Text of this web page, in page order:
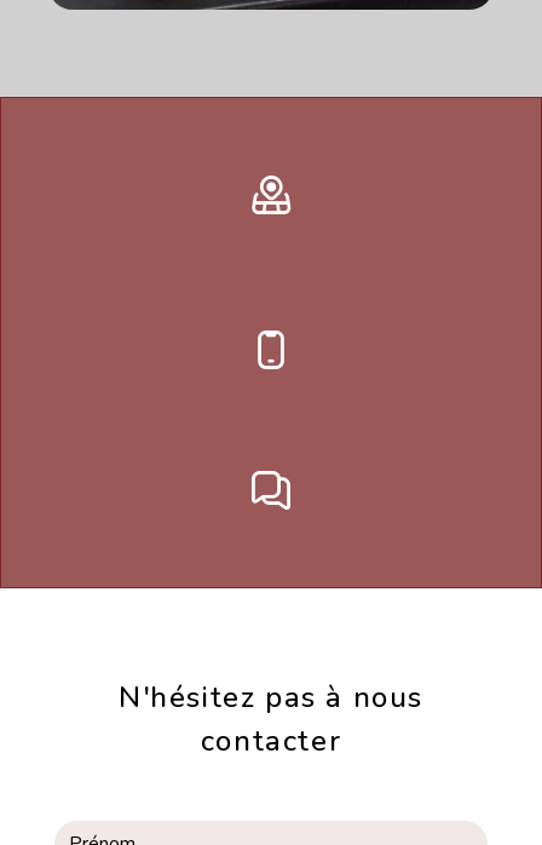
N'hésitez pas à nous
contacter